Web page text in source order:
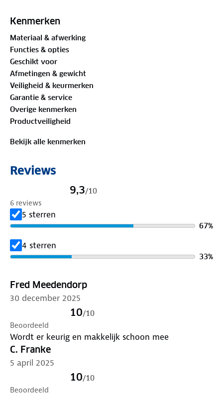
Kenmerken
Materiaal & afwerking
Functies & opties
Geschikt voor
Afmetingen & gewicht
Veiligheid & keurmerken
Garantie & service
Overige kenmerken
Productveiligheid
Bekijk alle kenmerken
Reviews
9,3/10
6 reviews
5 sterren
67%
4 sterren
33%
Fred Meedendorp
30 december 2025
10/10
Beoordeeld
Wordt er keurig en makkelijk schoon mee
C. Franke
5 april 2025
10/10
Beoordeeld